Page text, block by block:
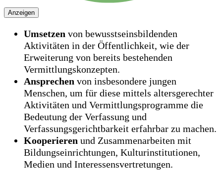
Anzeigen
Umsetzen von bewusstseinsbildenden
Aktivitäten in der Öffentlichkeit, wie der
Erweiterung von bereits bestehenden
Vermittlungskonzepten.
Ansprechen von insbesondere jungen
Menschen, um für diese mittels altersgerechter
Aktivitäten und Vermittlungsprogramme die
Bedeutung der Verfassung und
Verfassungsgerichtbarkeit erfahrbar zu machen.
Kooperieren und Zusammenarbeiten mit
Bildungseinrichtungen, Kulturinstitutionen,
Medien und Interessensvertretungen.